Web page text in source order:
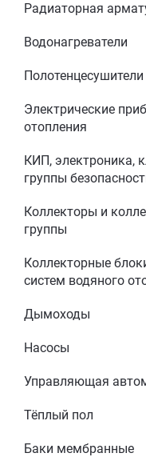
Радиаторная
Водонагреватели
Полотенцесушители
Электрические
отопления
КИП, электроника,
группы
Коллекторы и
группы
Коллекторные
систем водяного
Дымоходы
Насосы
Управляющая
Тёплый пол
Баки мембранные